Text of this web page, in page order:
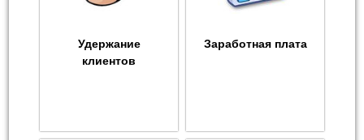
Удержание
клиентов
Заработная плата